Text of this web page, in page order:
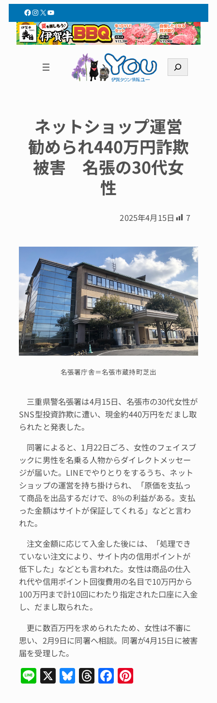
Facebook
Instagram
X YouTube
索
ネットショップ運営
勧められ440万円詐欺
被害 名張の30代女
性
2025年4月15日 7
名張署庁舎＝名張市蔵持町芝出
三重県警名張署は4月15日、名張市の30代女性が
SNS型投資詐欺に遭い、現金約440万円をだまし取
られたと発表した。
同署によると、1月22日ごろ、女性のフェイスブ
ックに男性を名乗る人物からダイレクトメッセー
ジが届いた。LINEでやりとりをするうち、ネット
ショップの運営を持ち掛けられ、「原価を支払っ
て商品を出品するだけで、8％の利益がある。支払
った金額はサイトが保証してくれる」などと言わ
れた。
注文金額に応じて入金した後には、「処理でき
ていない注文により、サイト内の信用ポイントが
低下した」などとも言われた。女性は商品の仕入
れ代や信用ポイント回復費用の名目で10万円から
100万円まで計10回にわたり指定された口座に入金
し、だまし取られた。
更に数百万円を求められたため、女性は不審に
思い、2月9日に同署へ相談。同署が4月15日に被害
届を受理した。
Li
n
X Bl
u
T
hr
F
a